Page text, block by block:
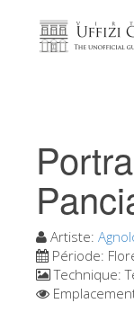
Artiste:
Période:
Technique: